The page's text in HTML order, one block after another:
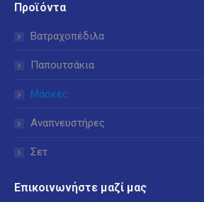
opens
in
window
opens
in
window
Προϊόντα
Βατραχοπέδιλα
Παπουτσάκια
Μάσκες
Αναπνευστήρες
Σετ
Επικοινωνήστε μαζί μας